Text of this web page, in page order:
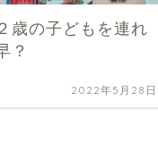
歳の子どもを連れ
？
2022年5月28日